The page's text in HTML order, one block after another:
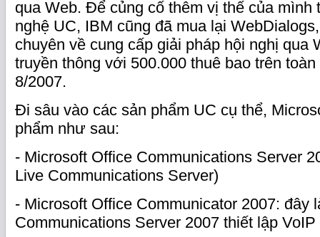
qua Web. Để củng cố thêm vị thế của mình
nghệ UC, IBM cũng đã mua lại
chuyên về cung cấp giải pháp hội nghị qua
truyền thông với 500.000 thuê bao trên
8/2007.
Đi sâu vào các sản phẩm UC cụ thể,
phẩm như sau:
- Microsoft Office Communications Server
Live Communications Server)
- Microsoft Office Communicator 2007: đây
Communications Server 2007 thiết lập